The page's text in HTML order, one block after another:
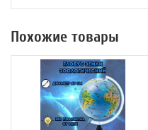
Похожие товары